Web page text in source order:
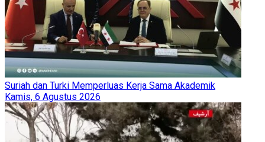
Suriah dan Turki Memperluas Kerja Sama Akademik
Kamis, 6 Agustus 2026